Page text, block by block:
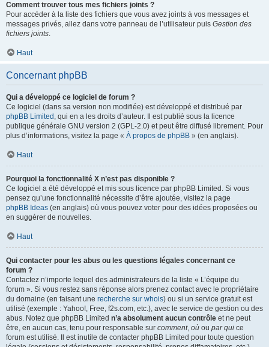
Comment trouver tous mes fichiers joints ?
Pour accéder à la liste des fichiers que vous avez joints à vos messages et
messages privés, allez dans votre panneau de l’utilisateur puis Gestion des
fichiers joints.
Haut
Concernant phpBB
Qui a développé ce logiciel de forum ?
Ce logiciel (dans sa version non modifiée) est développé et distribué par
phpBB Limited , qui en a les droits d’auteur. Il est publié sous la licence
publique générale GNU version 2 (GPL-2.0) et peut être diffusé librement. Pour
plus d’informations, visitez la page « À propos de phpBB » (en anglais).
Haut
Pourquoi la fonctionnalité X n’est pas disponible ?
Ce logiciel a été développé et mis sous licence par phpBB Limited. Si vous
pensez qu’une fonctionnalité nécessite d’être ajoutée, visitez la page
phpBB Ideas (en anglais) où vous pouvez voter pour des idées proposées ou
en suggérer de nouvelles.
Haut
Qui contacter pour les abus ou les questions légales concernant ce
forum ?
Contactez n’importe lequel des administrateurs de la liste « L’équipe du
forum ». Si vous restez sans réponse alors prenez contact avec le propriétaire
du domaine (en faisant une recherche sur whois) ou si un service gratuit est
utilisé (exemple : Yahoo!, Free, f2s.com, etc.), avec le service de gestion ou des
abus. Notez que phpBB Limited n’a absolument aucun contrôle et ne peut
être, en aucun cas, tenu pour responsable sur comment, où ou par qui ce
forum est utilisé. Il est inutile de contacter phpBB Limited pour toute question